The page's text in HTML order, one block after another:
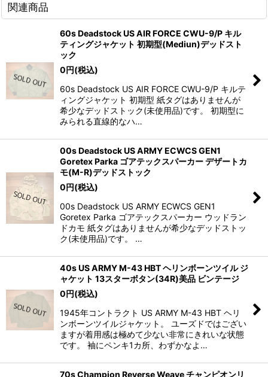
関連商品
60s Deadstock US AIR FORCE CWU-9/P キル
ティングジャケット 初期型(Mediun)デッドスト
ック
0円(税込)
60s Deadstock US AIR FORCE CWU-9/P キルテ
ィングジャケット 初期型 紙タグはありませんが
希少なデッドストック(未使用品)です。 初期型に
みられる直線的なハ…
00s Deadstock US ARMY ECWCS GEN1
Goretex Parka ゴアテックスパーカー デザートカ
モ(M-R)デッドストック
0円(税込)
00s Deadstock US ARMY ECWCS GEN1
Goretex Parka ゴアテックスパーカー ウッドラン
ドカモ 紙タグはありませんが希少なデッドストッ
ク(未使用品)です。 …
40s US ARMY M-43 HBT ヘリンボーンツイル ジ
ャケット 13スターボタン(34R)美品 ビンテージ
0円(税込)
1945年コントラクト US ARMY M-43 HBT ヘリ
ンボーンツイルジャケット。 ユーズドではござい
ますが着用感は極めて少ない非常にきれいな状態
です。 袖にペンキ1カ所、わずかなよ…
70s Champion Reverse Weave チャンピオンリ